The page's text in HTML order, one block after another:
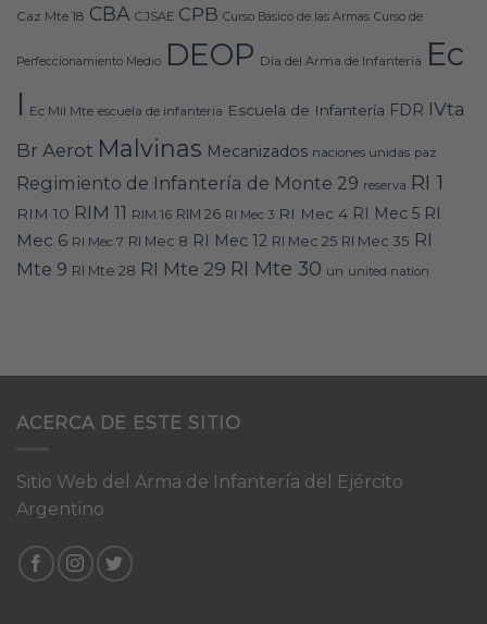
Caz Mte 18 CBA CJSAE CPB Curso Básico de las Armas Curso de
Perfeccionamiento Medio DEOP Día del Arma de Infantería Ec
I Ec Mil Mte escuela de infanteria Escuela de Infantería FDR IVta
Br Aerot Malvinas Mecanizados naciones unidas paz
Regimiento de Infantería de Monte 29 reserva RI 1
RIM 10 RIM 11 RIM 16 RIM 26 RI Mec 3 RI Mec 4 RI Mec 5 RI
Mec 6 RI Mec 7 RI Mec 8 RI Mec 12 RI Mec 25 RI Mec 35 RI
Mte 9 RI Mte 28 RI Mte 29 RI Mte 30 un united nation
ACERCA DE ESTE SITIO
Sitio Web del Arma de Infantería del Ejército
Argentino